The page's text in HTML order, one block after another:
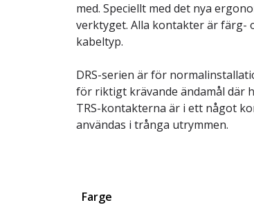
med. Speciellt med det nya
verktyget. Alla kontakter är färg-
kabeltyp.
DRS-serien är för
för riktigt krävande ändamål där
TRS-kontakterna är i ett något
användas i trånga utrymmen.
Farge